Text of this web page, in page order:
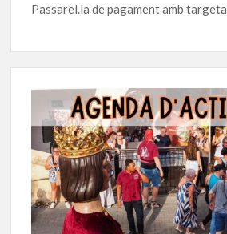
Passarel.la de pagament amb targeta